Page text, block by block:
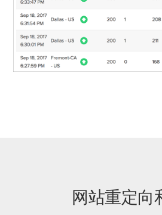
网站重定向